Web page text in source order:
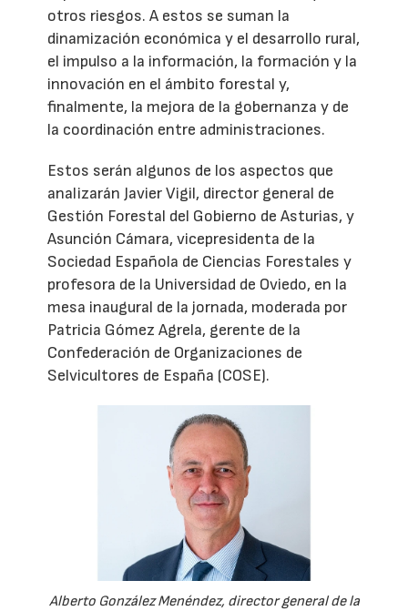
otros riesgos. A estos se suman la
dinamización económica y el desarrollo rural,
el impulso a la información, la formación y la
innovación en el ámbito forestal y,
finalmente, la mejora de la gobernanza y de
la coordinación entre administraciones.
Estos serán algunos de los aspectos que
analizarán Javier Vigil, director general de
Gestión Forestal del Gobierno de Asturias, y
Asunción Cámara, vicepresidenta de la
Sociedad Española de Ciencias Forestales y
profesora de la Universidad de Oviedo, en la
mesa inaugural de la jornada, moderada por
Patricia Gómez Agrela, gerente de la
Confederación de Organizaciones de
Selvicultores de España (COSE).
Alberto González Menéndez, director general de la